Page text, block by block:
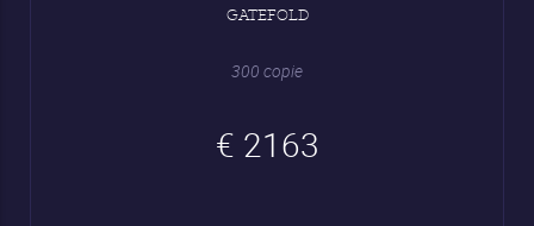
GATEFOLD
300 copie
€ 2163